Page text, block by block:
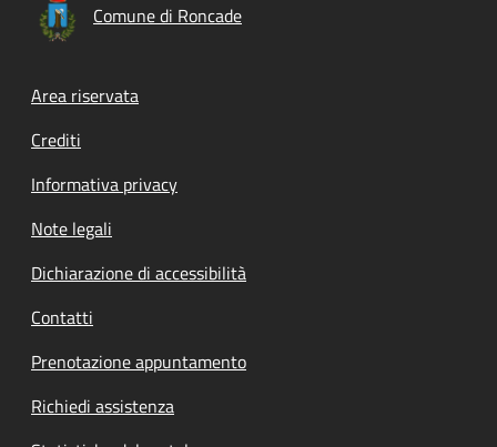
Comune di Roncade
Footer menu
Area riservata
Crediti
Informativa privacy
Note legali
Dichiarazione di accessibilità
Contatti
Prenotazione appuntamento
Richiedi assistenza